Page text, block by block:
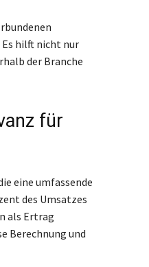
hilft nicht nur
der Branche
für
eine umfassende
des Umsatzes
als Ertrag
Berechnung und